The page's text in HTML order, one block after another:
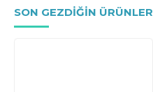
SON GEZDIĞIN ÜRÜNLER